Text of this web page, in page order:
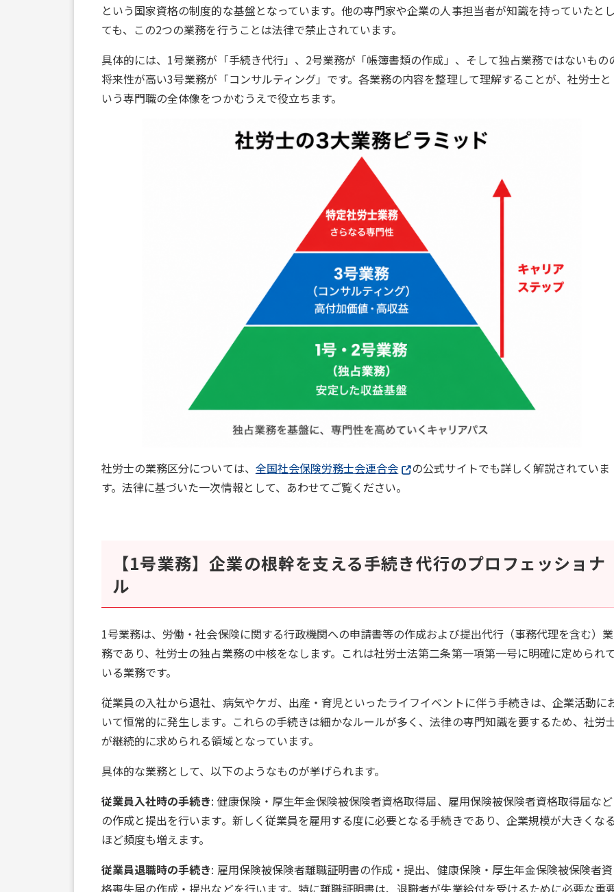
という国家資格の制度的な基盤となっています。他の専門家や企業の人事担当者が知識を持っていたとし
ても、この2つの業務を行うことは法律で禁止されています。
具体的には、1号業務が「手続き代行」、2号業務が「帳簿書類の作成」、そして独占業務ではないもの
将来性が高い3号業務が「コンサルティング」です。各業務の内容を整理して理解することが、社労士と
いう専門職の全体像をつかむうえで役立ちます。
社労士の業務区分については、 全国社会保険労務士会連合会
の公式サイトでも詳しく解説されていま
す。法律に基づいた一次情報として、あわせてご覧ください。
【1号業務】企業の根幹を支える手続き代行のプロフェッショナ
ル
1号業務は、労働・社会保険に関する行政機関への申請書等の作成および提出代行（事務代理を含む）業
務であり、社労士の独占業務の中核をなします。これは社労士法第二条第一項第一号に明確に定められて
いる業務です。
従業員の入社から退社、病気やケガ、出産・育児といったライフイベントに伴う手続きは、企業活動に
いて恒常的に発生します。これらの手続きは細かなルールが多く、法律の専門知識を要するため、社労
が継続的に求められる領域となっています。
具体的な業務として、以下のようなものが挙げられます。
従業員入社時の手続き: 健康保険・厚生年金保険被保険者資格取得届、雇用保険被保険者資格取得届など
の作成と提出を行います。新しく従業員を雇用する度に必要となる手続きであり、企業規模が大きくなる
ほど頻度も増えます。
従業員退職時の手続き: 雇用保険被保険者離職証明書の作成・提出、健康保険・厚生年金保険被保険者資